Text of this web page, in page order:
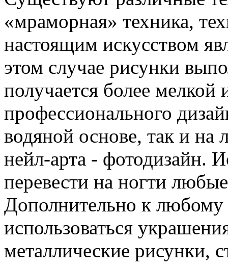
«мраморная» техника,
настоящим искусством
этом случае рисунки
получается более
профессионального
водяной основе, так и на
нейл-арта - фотодизайн.
перевести на ногти
Дополнительно к любому
использоваться
металлические рисунки,